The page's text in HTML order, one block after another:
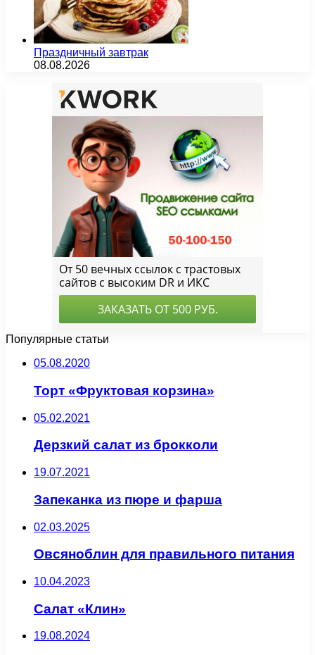
Праздничный завтрак
08.08.2026
Популярные статьи
05.08.2020
Торт «Фруктовая корзина»
05.02.2021
Дерзкий салат из брокколи
19.07.2021
Запеканка из пюре и фарша
02.03.2025
Овсяноблин для правильного питания
10.04.2023
Салат «Клин»
19.08.2024